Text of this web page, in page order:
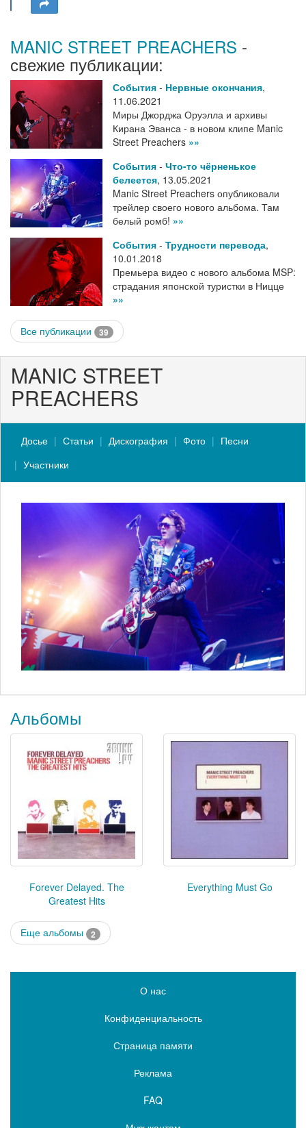
MANIC STREET PREACHERS -
свежие публикации:
События - Нервные окончания,
11.06.2021
Миры Джорджа Оруэлла и архивы
Кирана Эванса - в новом клипе Manic
Street Preachers »»
События - Что-то чёрненькое
белеется, 13.05.2021
Manic Street Preachers опубликовали
трейлер своего нового альбома. Там
белый ромб! »»
События - Трудности перевода,
10.01.2018
Премьера видео с нового альбома MSP:
страдания японской туристки в Ницце
»»
Все публикации 39
MANIC STREET
PREACHERS
Досье Статьи Дискография Фото
Песни
Участники
Альбомы
Forever Delayed. The
Greatest Hits
Everything Must Go
Еще альбомы 2
О нас
Конфиденциальность
Страница памяти
Реклама
FAQ